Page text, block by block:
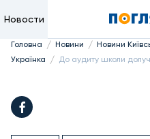
Новости
Головна / Новини / Новини
Українка / До аудиту школи